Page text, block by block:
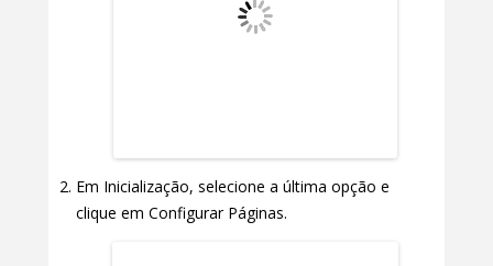
Em Inicialização, selecione a última opção e
clique em Configurar Páginas.